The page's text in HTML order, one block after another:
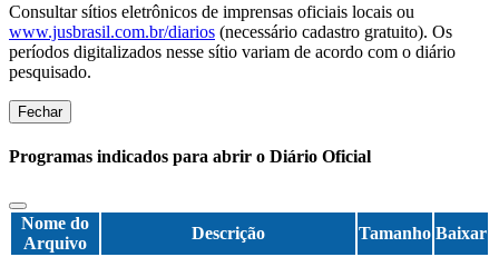
Consultar sítios eletrônicos de imprensas oficiais locais ou
www.jusbrasil.com.br/diarios (necessário cadastro gratuito). Os
períodos digitalizados nesse sítio variam de acordo com o diário
pesquisado.
Fechar
Programas indicados para abrir o Diário Oficial
Nome do
Arquivo
Descrição Tamanho Baixar